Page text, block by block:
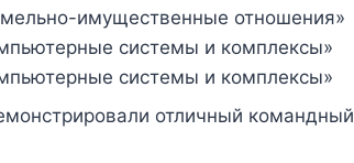
имущественные отношения»
системы и комплексы»
системы и комплексы»
отличный командный